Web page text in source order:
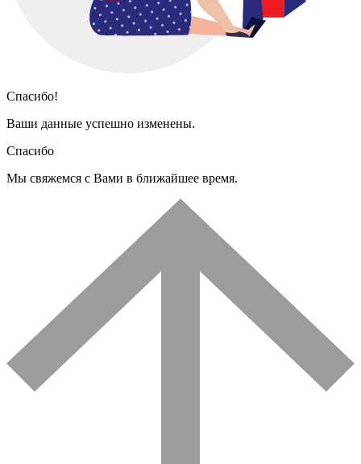
Спасибо!
Ваши данные успешно изменены.
Спасибо
Мы свяжемся с Вами в ближайшее время.